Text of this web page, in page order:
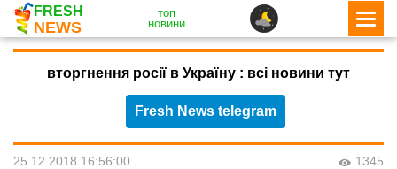
FRESH
NEWS
топ
новини
вторгнення росії в Україну : всі новини тут
Fresh News telegram
25.12.2018 16:56:00 1345